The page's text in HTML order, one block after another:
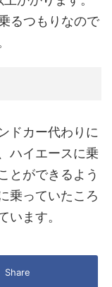
るつもりなので
ドカー代わりに
ハイエースに乗
とができるよう
乗っていたころ
います。
Share